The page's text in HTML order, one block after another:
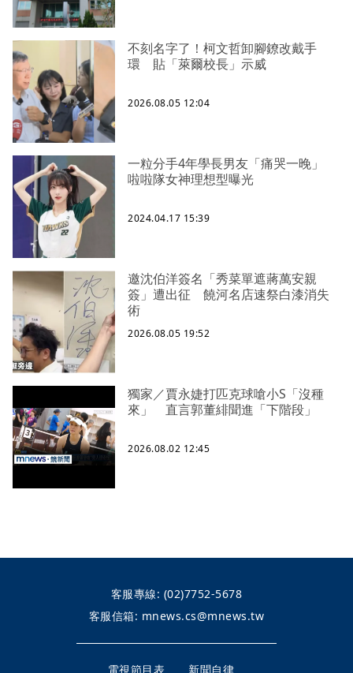
不刻名字了！柯文哲卸腳鐐改戴手
環 貼「萊爾校長」示威
2026.08.05 12:04
一粒分手4年學長男友「痛哭一晚」
啦啦隊女神理想型曝光
2024.04.17 15:39
邀沈伯洋簽名「秀菜單遮蔣萬安親
簽」遭出征 饒河名店速祭白漆消失
術
2026.08.05 19:52
獨家／賈永婕打匹克球嗆小S「沒種
來」 直言郭董緋聞進「下階段」
2026.08.02 12:45
客服專線: (02)7752-5678
客服信箱: mnews.cs@mnews.tw
電視節目表 新聞自律